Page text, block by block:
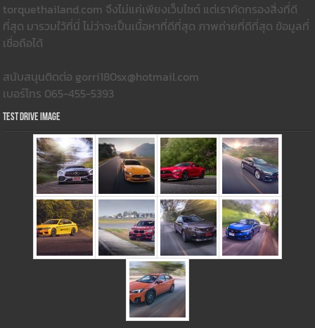
torquethailand.com จึงไม่แค่เพียงเว็บไซต์ แต่เราคัดกรองสิ่งที่ดี
ที่สุด มารวมใว้ที่นี่ ไม่ว่าจะเป็นเนื้อหาที่ดีที่สุด ภาพถ่ายที่ดีที่สุด ข้อมูลที่
เชื่อถือได้
สนับสนุนติดต่อ gorri180sx@hotmail.com
เบอร์โทร 065-455-5393
Test Drive Image